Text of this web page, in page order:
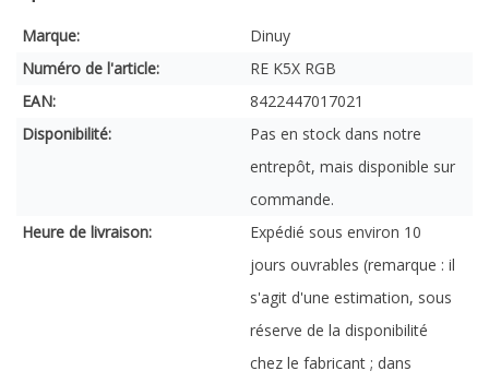
Marque:
Dinuy
Numéro de l'article:
RE K5X RGB
EAN:
8422447017021
Disponibilité:
Pas en stock dans notre
entrepôt, mais disponible sur
commande.
Heure de livraison:
Expédié sous environ 10
jours ouvrables (remarque : il
s'agit d'une estimation, sous
réserve de la disponibilité
chez le fabricant ; dans